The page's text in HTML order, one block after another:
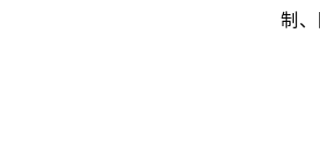
吉林省四平市
吉林省松原市
吉林省通化市
吉林省延边市
辽宁省鞍山市